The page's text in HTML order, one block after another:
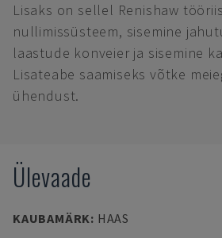
Lisaks on sellel Renishaw
nullimissüsteem, sisemine
laastude konveier ja sisemine
Lisateabe saamiseks võtke
ühendust.
Ülevaade
KAUBAMÄRK: HAAS